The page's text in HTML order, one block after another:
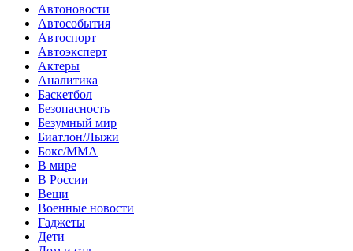
Автоновости
Автособытия
Автоспорт
Автоэксперт
Актеры
Аналитика
Баскетбол
Безопасность
Безумный мир
Биатлон/Лыжи
Бокс/MMA
В мире
В России
Вещи
Военные новости
Гаджеты
Дети